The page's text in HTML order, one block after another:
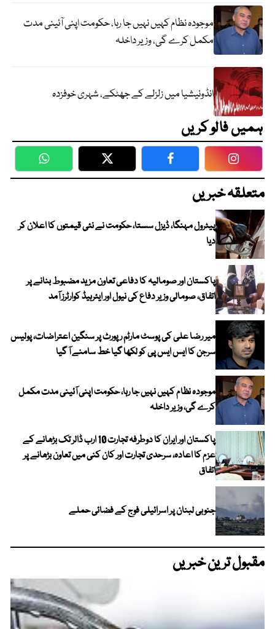
موجودہ نظام کہیں نہیں جا رہا، حکومت اپنی آئینی مدت
مکمل کرے گی، وزیر داخلہ
انڈونیشیا میں زلزلے کے جھٹکے، شہری خوفزدہ
ہمیں فالو کریں
WhatsApp Twitter Facebook
متعلقہ خبریں
پیٹرول مہنگا، ڈیزل سستا، حکومت نے نئی قیمتوں کا اعلان کر
دیا
پاکستان اور صومالیہ کا دفاعی تعاون مزید مضبوط بنانے پر
اتفاق، صومالی وزیر دفاع کی نیول اور ایئرہیڈ کوارٹرز آمد
میر رضا علی کی پوسٹ مارٹم رپورٹ پر سنگین اعتراضات، پولیس
سرجن کا ایس ایس پی کو لکھا گیا خط سامنے آ گیا
موجودہ نظام کہیں نہیں جا رہا، حکومت اپنی آئینی مدت مکمل
کرے گی، وزیر داخلہ
پاکستان اور ایران کا دوطرفہ تجارت 10 ارب ڈالر تک بڑھانے کے
عزم کا اعادہ، سرحدی تجارت اور کان کنی میں تعاون بڑھانے پر
اتفاق
جنوبی لبنان پر اسرائیلی فوج کے فضائی حملے
مقبول ترین خبریں